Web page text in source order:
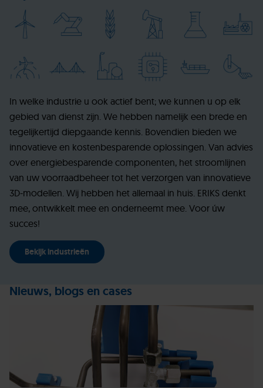
In welke industrie u ook actief bent; we kunnen u op elk
gebied van dienst zijn. We hebben namelijk een brede en
tegelijkertijd diepgaande kennis. Bovendien bieden we
innovatieve en kostenbesparende oplossingen. Van advies
over energiebesparende componenten, het stroomlijnen
van uw voorraadbeheer tot het verzorgen van innovatieve
3D-modellen. Wij hebben het allemaal in huis. ERIKS denkt
mee, ontwikkelt mee en onderneemt mee. Voor úw
succes!
Bekijk industrieën
Nieuws, blogs en cases